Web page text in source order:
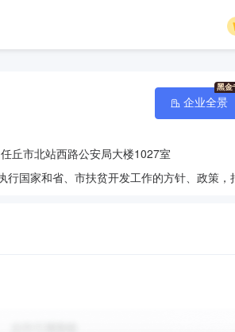
任丘市北站西路公安局大楼1027室
企业全景